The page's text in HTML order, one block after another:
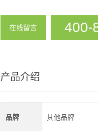
在线留言 400-
产品介绍
品牌 其他品牌